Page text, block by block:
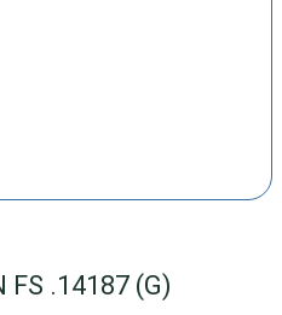
FS .14187 (G)